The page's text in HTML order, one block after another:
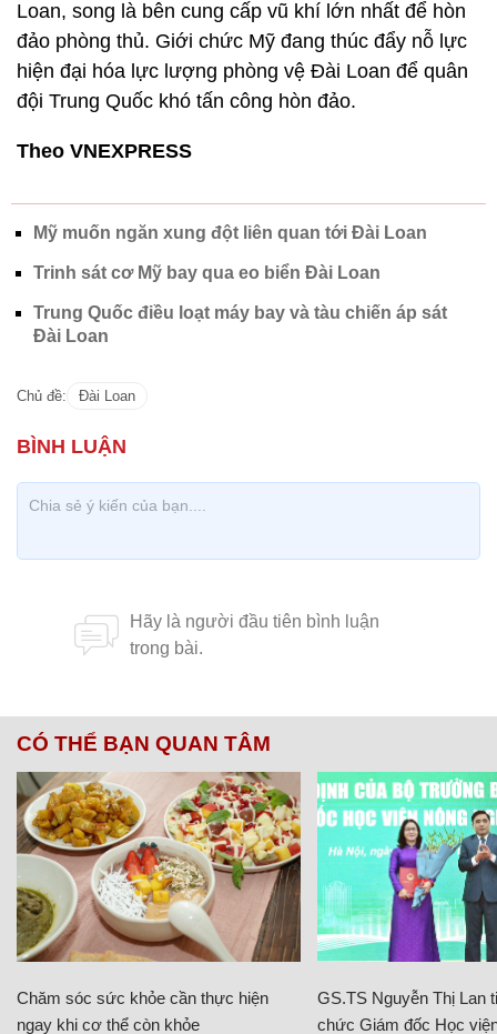
Loan, song là bên cung cấp vũ khí lớn nhất để hòn
đảo phòng thủ. Giới chức Mỹ đang thúc đẩy nỗ lực
hiện đại hóa lực lượng phòng vệ Đài Loan để quân
đội Trung Quốc khó tấn công hòn đảo.
Theo VNEXPRESS
Mỹ muốn ngăn xung đột liên quan tới Đài Loan
Trinh sát cơ Mỹ bay qua eo biển Đài Loan
Trung Quốc điều loạt máy bay và tàu chiến áp sát
Đài Loan
Chủ đề: Đài Loan
CÓ THỂ BẠN QUAN TÂM
Chăm sóc sức khỏe cần thực hiện
ngay khi cơ thể còn khỏe
GS.TS Nguyễn Thị Lan
chức Giám đốc Học